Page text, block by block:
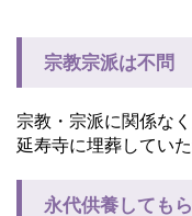
宗教宗派は不問
宗教・宗派に関係な
延寿寺に埋葬してい
永代供養しても